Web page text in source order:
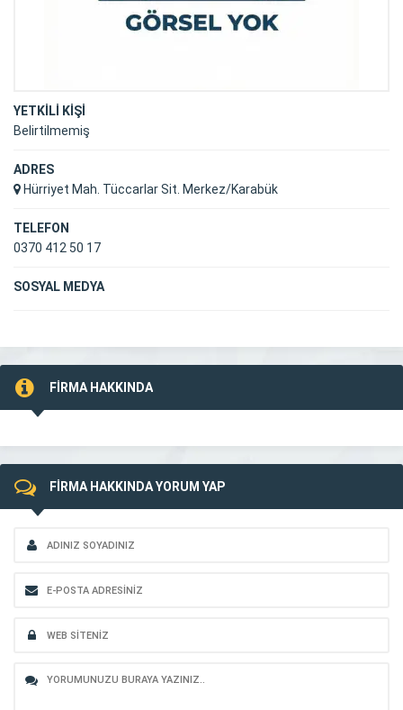
YETKİLİ KİŞİ
Belirtilmemiş
ADRES
Hürriyet Mah. Tüccarlar Sit. Merkez/Karabük
TELEFON
0370 412 50 17
SOSYAL MEDYA
FİRMA HAKKINDA
FİRMA HAKKINDA YORUM YAP